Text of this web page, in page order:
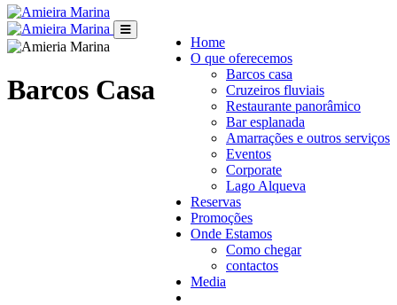
Home
O que oferecemos
Barcos casa
Cruzeiros fluviais
Restaurante panorâmico
Bar esplanada
Amarrações e outros serviços
Eventos
Corporate
Lago Alqueva
Reservas
Promoções
Onde Estamos
Como chegar
contactos
Media
Barcos Casa